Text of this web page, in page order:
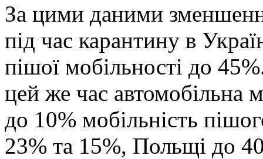
За цими даними
під час карантину в
пішої мобільності до
цей же час автомобільна
до 10% мобільність
23% та 15%, Польщі до